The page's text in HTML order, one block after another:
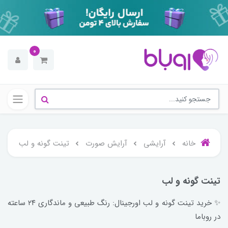
0
خانه آرایشی آرایش صورت تینت گونه و لب
تینت گونه و لب
✨ خرید تینت گونه و لب اورجینال: رنگ طبیعی و ماندگاری ۲۴ ساعته
در روباما